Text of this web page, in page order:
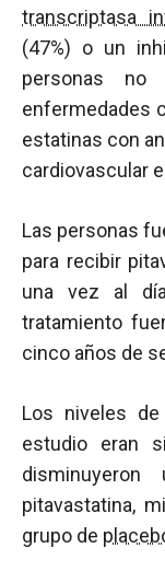
transcriptasa
(47%) o un
personas
enfermedades
estatinas con
cardiovascular
Las personas
para recibir
una vez al
tratamiento
cinco años de
Los niveles de
estudio eran
pitavastatina,
grupo de